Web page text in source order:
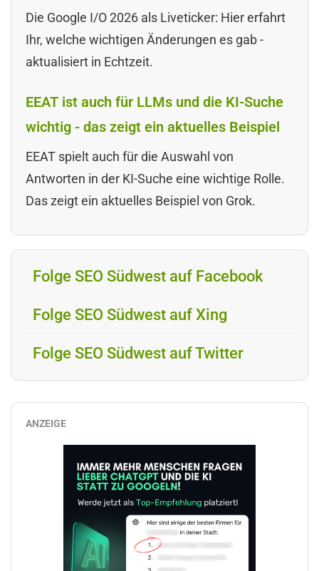
Die Google I/O 2026 als Liveticker: Hier erfahrt
Ihr, welche wichtigen Änderungen es gab -
aktualisiert in Echtzeit.
EEAT ist auch für LLMs und die KI-Suche
wichtig - das zeigt ein aktuelles Beispiel
EEAT spielt auch für die Auswahl von
Antworten in der KI-Suche eine wichtige Rolle.
Das zeigt ein aktuelles Beispiel von Grok.
Folge SEO Südwest auf Facebook
Folge SEO Südwest auf Xing
Folge SEO Südwest auf Twitter
ANZEIGE